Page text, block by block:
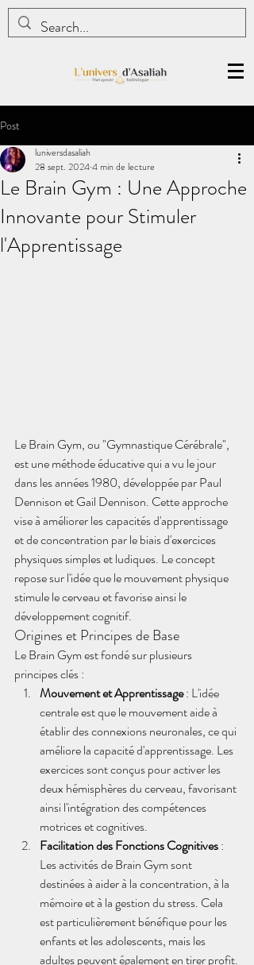
Post
Le Brain Gym : Une Approche
Innovante pour Stimuler
l'Apprentissage
luniversdasaliah
28 sept. 20244 min de lecture
Le Brain Gym, ou "Gymnastique Cérébrale",
est une méthode éducative qui a vu le jour
dans les années 1980, développée par Paul
Dennison et Gail Dennison. Cette approche
vise à améliorer les capacités d'apprentissage
et de concentration par le biais d'exercices
physiques simples et ludiques. Le concept
repose sur l'idée que le mouvement physique
stimule le cerveau et favorise ainsi le
développement cognitif.
Origines et Principes de Base
Le Brain Gym est fondé sur plusieurs
principes clés :
Mouvement et Apprentissage : L'idée
centrale est que le mouvement aide à
établir des connexions neuronales, ce qui
améliore la capacité d'apprentissage. Les
exercices sont conçus pour activer les
deux hémisphères du cerveau, favorisant
ainsi l'intégration des compétences
motrices et cognitives.
Facilitation des Fonctions Cognitives :
Les activités de Brain Gym sont
destinées à aider à la concentration, à la
mémoire et à la gestion du stress. Cela
est particulièrement bénéfique pour les
enfants et les adolescents, mais les
adultes peuvent également en tirer profit.